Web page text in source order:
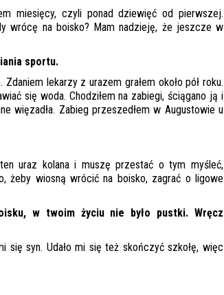
miesięcy, czyli ponad dziewięć od pierwszej.
wrócę na boisko? Mam nadzieję, że jeszcze w
sportu.
lekarzy z urazem grałem około pół roku.
się woda. Chodziłem na zabiegi, ściągano ją i
więzadła. Zabieg przeszedłem w Augustowie u
uraz kolana i muszę przestać o tym myśleć,
żeby wiosną wrócić na boisko, zagrać o ligowe
w twoim życiu nie było pustki. Wręcz
się syn. Udało mi się też skończyć szkołę, więc